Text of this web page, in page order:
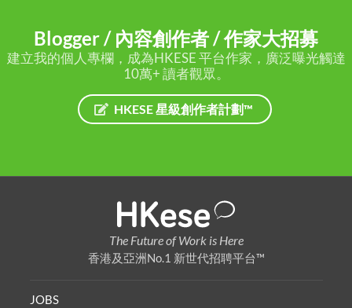
Blogger / 內容創作者 / 作家大招募
建立我的個人專欄，成為HKESE 平台作家，廣泛曝光觸達
10萬+ 讀者觀眾。
HKESE 星級創作者計劃™
The Future of Work is Here
香港及亞洲No.1 新世代招聘平台™
JOBS